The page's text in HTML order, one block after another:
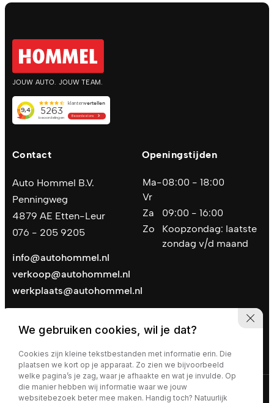
JOUW AUTO. JOUW TEAM.
Contact
Auto Hommel B.V.
Penningweg
4879 AE Etten-Leur
076 - 205 9205
info@autohommel.nl
verkoop@autohommel.nl
werkplaats@autohommel.nl
Openingstijden
Ma-
Vr
08:00 - 18:00
Za
09:00 - 16:00
Zo
Koopzondag: laatste
zondag v/d maand
Privacy policy | Algemene voorwaarden
We gebruiken cookies, wil je dat?
Cookies zijn kleine tekstbestanden met informatie erin. Die
plaatsen we kort op je apparaat. Zo zien we bijvoorbeeld
welke pagina’s je zag, waar je afhaakte en wat je invulde. Op
die manier hebben wij informatie waar we jouw
websitebezoek beter mee maken. Handig toch? Natuurlijk